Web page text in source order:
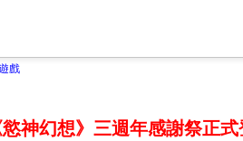
戲
慾神幻想》三週年感謝祭正